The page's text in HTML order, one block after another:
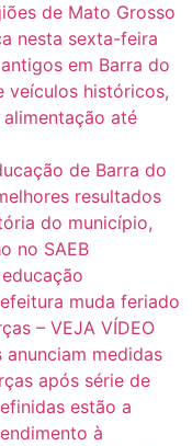
de Mato Grosso
nesta sexta-feira
em Barra do
veículos históricos,
até
de Barra do
resultados
do município,
no SAEB
muda feriado
– VEJA VÍDEO
medidas
após série de
estão a
à